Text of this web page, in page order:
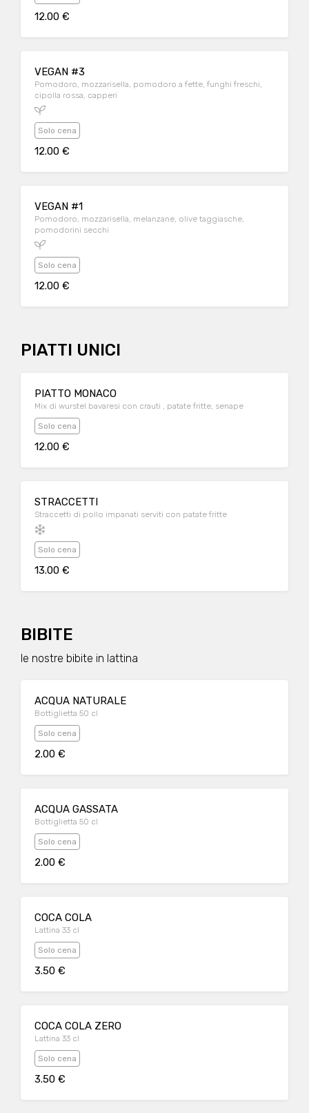
12.00 €
VEGAN #3
Pomodoro, mozzarisella, pomodoro a fette, funghi freschi,
cipolla rossa, capperi
Solo cena
12.00 €
VEGAN #1
Pomodoro, mozzarisella, melanzane, olive taggiasche,
pomodorini secchi
Solo cena
12.00 €
PIATTI UNICI
PIATTO MONACO
Mix di wurstel bavaresi con crauti , patate fritte, senape
Solo cena
12.00 €
STRACCETTI
Straccetti di pollo impanati serviti con patate fritte
Solo cena
13.00 €
BIBITE
le nostre bibite in lattina
ACQUA NATURALE
Bottiglietta 50 cl
Solo cena
2.00 €
ACQUA GASSATA
Bottiglietta 50 cl
Solo cena
2.00 €
COCA COLA
Lattina 33 cl
Solo cena
3.50 €
COCA COLA ZERO
Lattina 33 cl
Solo cena
3.50 €